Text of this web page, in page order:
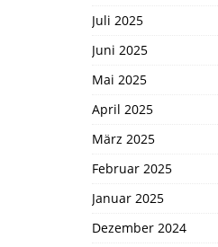
Juli 2025
Juni 2025
Mai 2025
April 2025
März 2025
Februar 2025
Januar 2025
Dezember 2024